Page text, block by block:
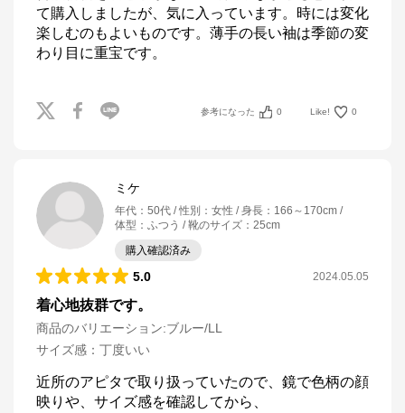
て購入しましたが、気に入っています。時には変化
楽しむのもよいものです。薄手の長い袖は季節の変
わり目に重宝です。
参考になった 0 Like! 0
ミケ
年代 ： 50代 性別 ： 女性 身長 ： 166～170cm
体型 ： ふつう 靴のサイズ ： 25cm
購入確認済み
5.0 2024.05.05
着心地抜群です。
商品のバリエーション:ブルー/LL
サイズ感 ： 丁度いい
近所のアピタで取り扱っていたので、鏡で色柄の顔
映りや、サイズ感を確認してから、